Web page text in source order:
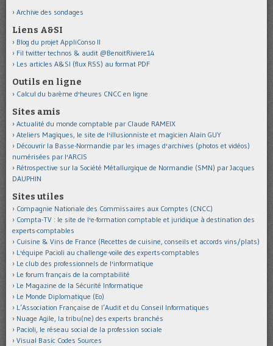
Archive des sondages
Liens A&SI
Blog du projet AppliConso II
Fil twitter technos & audit @BenoitRiviere14
Les articles A&SI (flux RSS) au format PDF
Outils en ligne
Calcul du barème d'heures CNCC en ligne
Sites amis
Actualité du monde comptable par Claude RAMEIX
Ateliers Magiques, le site de l'illusionniste et magicien Alain GUY
Découvrir la Basse-Normandie par les images d'archives (photos et vidéos)
numérisées par l'ARCIS
Rétrospective sur la Société Métallurgique de Normandie (SMN) par Jacques
DAUPHIN
Sites utiles
Compagnie Nationale des Commissaires aux Comptes (CNCC)
Compta-TV : le site de l'e-formation comptable et juridique à destination des
experts-comptables
Cuisine & Vins de France (Recettes de cuisine, conseils et accords vins/plats)
L'équipe Pacioli au challenge-voile des experts-comptables
Le club des professionnels de l'informatique
Le forum français de la comptabilité
Le Magazine de la Sécurité Informatique
Le Monde Diplomatique (Eo)
L’Association Française de l’Audit et du Conseil Informatiques
Nuage Agile, la tribu(ne) des experts branchés
Pacioli, le réseau social de la profession sociale
Visual Basic Codes Sources